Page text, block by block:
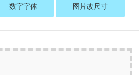
数字字体 图片改尺寸